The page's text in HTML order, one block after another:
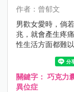
作者：曾郁文
男歡女愛時，倘
兆，就會產生疼
性生活方面都難
關鍵字： 巧克力
異位症